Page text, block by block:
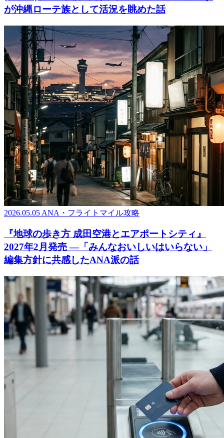
が沖縄ローテ族として活況を眺めた話
2026.05.05 ANA・フライトマイル攻略
『地球の歩き方 成田空港とエアポートシティ』
2027年2月発売 ―「みんなおいしいはいらない」
編集方針に共感したANA派の話